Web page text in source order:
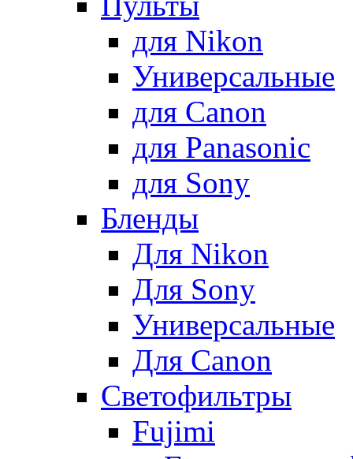
для Nikon
Универсальные
для Canon
для Panasonic
для Sony
Бленды
Для Nikon
Для Sony
Универсальные
Для Canon
Светофильтры
Fujimi